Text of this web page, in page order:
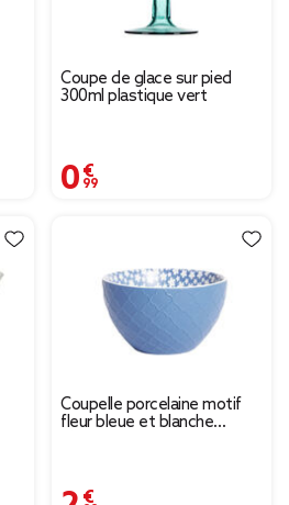
Coupe de glace sur pied
300ml plastique vert
0,99 €
Coupelle porcelaine motif
fleur bleue et blanche
2,99 €